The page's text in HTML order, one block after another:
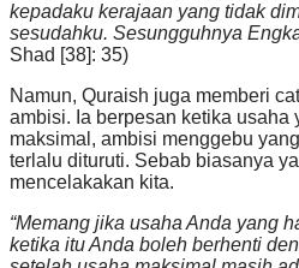
kepadaku kerajaan yang tidak
sesudahku. Sesungguhnya
Shad [38]: 35)
Namun, Quraish juga memberi
ambisi. Ia berpesan ketika usaha
maksimal, ambisi menggebu
terlalu dituruti. Sebab biasanya
mencelakakan kita.
“Memang jika usaha Anda yang
ketika itu Anda boleh berhenti